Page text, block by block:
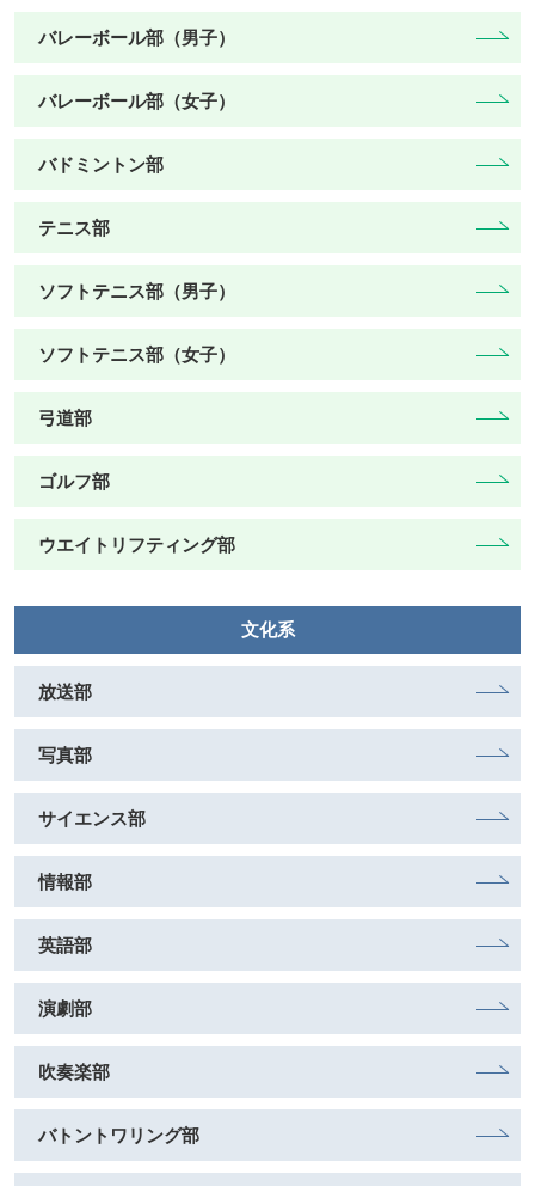
バレーボール部（男子）
バレーボール部（女子）
バドミントン部
テニス部
ソフトテニス部（男子）
ソフトテニス部（女子）
弓道部
ゴルフ部
ウエイトリフティング部
文化系
放送部
写真部
サイエンス部
情報部
英語部
演劇部
吹奏楽部
バトントワリング部